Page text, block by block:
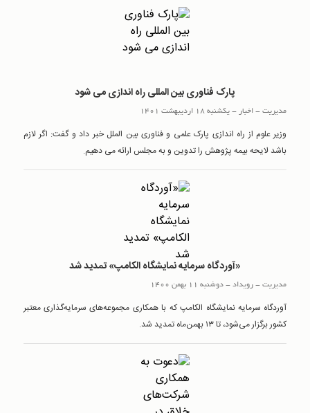
پارک فناوری بین المللی راه اندازی می شود
مدیریت-اخبار -یکشنبه 18 اردیبهشت 1401
وزیر علوم از راه اندازی پارک علمی و فناوری بین الملل خبر داد و گفت: اگر لازم
باشد لایحه بیمه پژوهش را تدوین و به مجلس ارائه می دهیم.
«آوردگاه سرمایه نمایشگاه الکامپ» تمدید شد
مدیریت-رويداد-دوشنبه 11 بهمن 1400
آوردگاه سرمایه نمایشگاه الکامپ که با همکاری مجموعه‌های سرمایه‌گذاری معتبر
کشور برگزار می‌شود، تا ۱۳ بهمن‌ماه تمدید شد.